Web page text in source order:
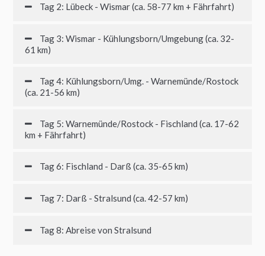
Tag 2: Lübeck - Wismar (ca. 58-77 km + Fährfahrt)
Tag 3: Wismar - Kühlungsborn/Umgebung (ca. 32-
61 km)
Tag 4: Kühlungsborn/Umg. - Warnemünde/Rostock
(ca. 21-56 km)
Tag 5: Warnemünde/Rostock - Fischland (ca. 17-62
km + Fährfahrt)
Tag 6: Fischland - Darß (ca. 35-65 km)
Tag 7: Darß - Stralsund (ca. 42-57 km)
Tag 8: Abreise von Stralsund